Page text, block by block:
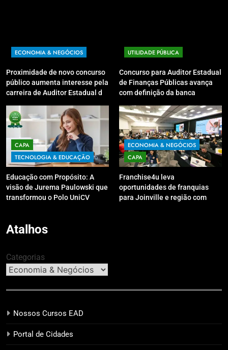
ECONOMIA & NEGÓCIOS
Proximidade de novo concurso
público aumenta interesse pela
carreira de Auditor Estadual de
Youtube irá sanar dúvidas
UTILIDADE PÚBLICA
Concurso para Auditor Estadual
de Finanças Públicas avança
com definição da banca
CAPA
TECNOLOGIA & EDUCAÇÃO
Educação com Propósito: A
visão de Jurema Paulowski que
transformou o Polo UniCV
ECONOMIA & NEGÓCIOS
CAPA
Franchise4u leva
oportunidades de franquias
para Joinville e região com
Atalhos
Categorias
Nossos Cursos EAD
Portal de Cidades